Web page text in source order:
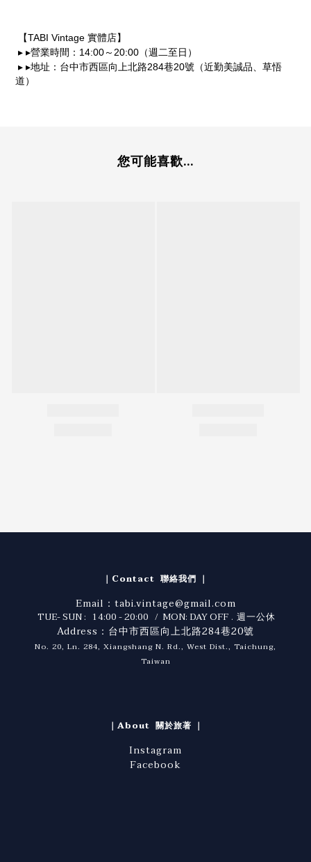
【TABI Vintage 實體店】
▸▸營業時間： 14:00 ～ 20:00 （週二至日）
▸▸地址：台中市西區向上北路284巷20號（近勤美誠品、草悟
道）
您可能喜歡...
｜Contact 聯絡我們 ｜
Email：tabi.vintage@gmail.com
TUE- SUN : 14:00 - 20:00 / MON: DAY OFF . 週一公休
Address：台中市西區向上北路284巷20號
No. 20, Ln. 284, Xiangshang N. Rd., West Dist., Taichung,
Taiwan
｜About 關於旅著 ｜
Instagram
Facebook